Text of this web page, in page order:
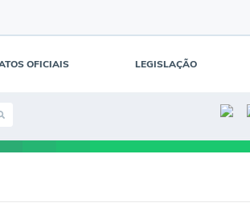
OFICIAIS LEGISLAÇÃO